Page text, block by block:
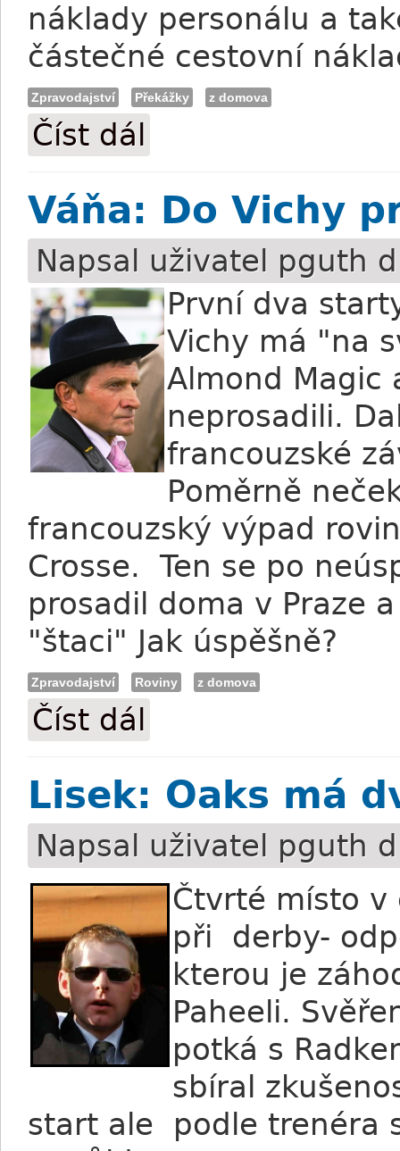
náklady personálu a
částečné cestovní
Zpravodajství Překážky z domova
Číst dál
Váňa: Do Vichy
Napsal uživatel pguth
První dva
Vichy má "na
Almond Magic
neprosadili.
francouzské
Poměrně
francouzský výpad
Crosse. Ten se po
prosadil doma v Praze
"štaci" Jak úspěšně?
Zpravodajství Roviny z domova
Číst dál
Lisek: Oaks má
Napsal uživatel pguth
Čtvrté místo v
při derby-
kterou je
Paheeli.
potká s
sbíral
start ale podle trenéra